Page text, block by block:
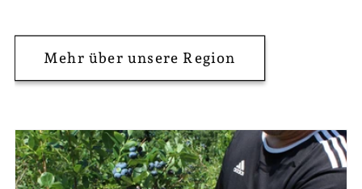
Mehr über unsere Region